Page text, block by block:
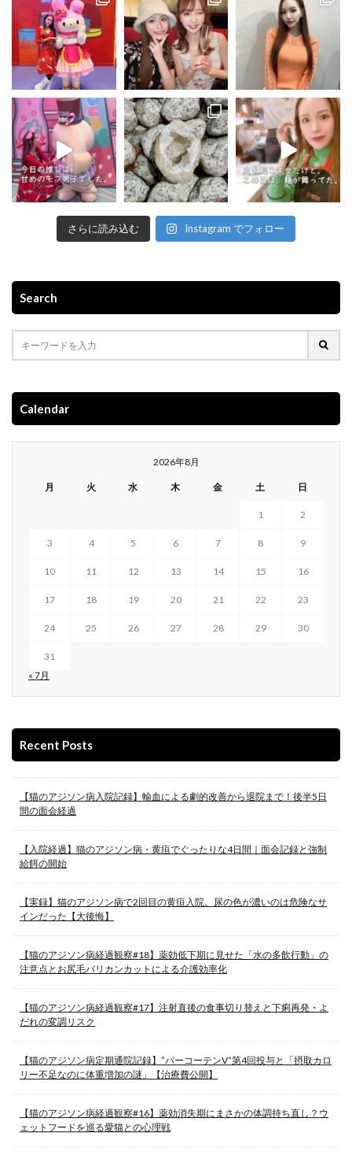
さらに読み込む Instagram でフォロー
Search
Calendar
2026年8月
月 火 水 木 金 土 日
1 2
3 4 5 6 7 8 9
10 11 12 13 14 15 16
17 18 19 20 21 22 23
24 25 26 27 28 29 30
31
« 7月
Recent Posts
【猫のアジソン病入院記録】輸血による劇的改善から退院まで！後半5日
間の面会経過
【入院経過】猫のアジソン病・黄疸でぐったりな4日間｜面会記録と強制
給餌の開始
【実録】猫のアジソン病で2回目の黄疸入院。尿の色が濃いのは危険なサ
インだった【大後悔】
【猫のアジソン病経過観察#18】薬効低下期に見せた「水の多飲行動」の
注意点とお尻毛バリカンカットによる介護効率化
【猫のアジソン病経過観察#17】注射直後の食事切り替えと下痢再発・よ
だれの変調リスク
【猫のアジソン病定期通院記録】”パーコーテンV”第4回投与と「摂取カロ
リー不足なのに体重増加の謎」【治療費公開】
【猫のアジソン病経過観察#16】薬効消失期にまさかの体調持ち直し？ウ
ェットフードを巡る愛猫との心理戦